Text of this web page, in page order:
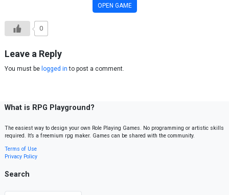
OPEN GAME
0
Leave a Reply
You must be logged in to post a comment.
What is RPG Playground?
The easiest way to design your own Role Playing Games. No programming or artistic skills
required. It’s a freemium rpg maker. Games can be shared with the community.
Terms of Use
Privacy Policy
Search